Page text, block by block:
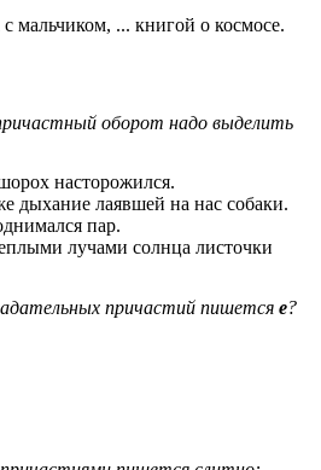
мальчиком, ... книгой о космосе.
оборот надо выделить
насторожился.
дыхание лаявшей на нас собаки.
пар.
лучами солнца листочки
причастий пишется е?